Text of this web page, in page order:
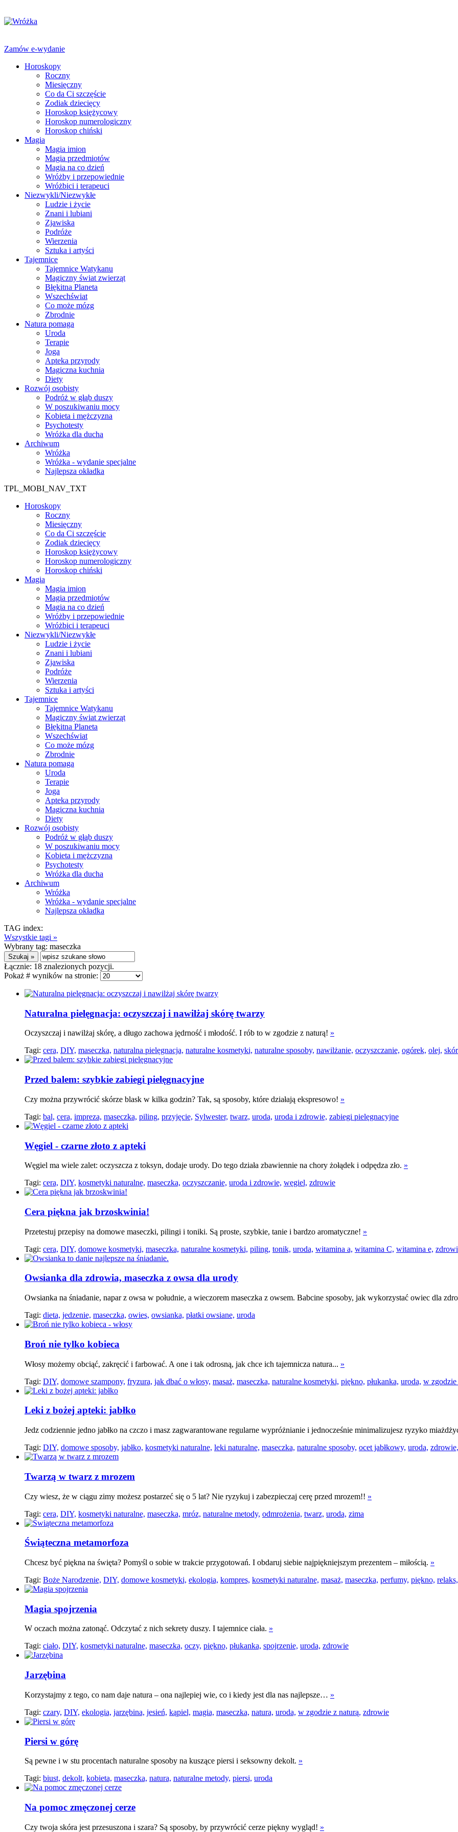
Zamów e-wydanie
Horoskopy
Roczny
Miesięczny
Co da Ci szczęście
Zodiak dziecięcy
Horoskop księżycowy
Horoskop numerologiczny
Horoskop chiński
Magia
Magia imion
Magia przedmiotów
Magia na co dzień
Wróżby i przepowiednie
Wróżbici i terapeuci
Niezwykli/Niezwykłe
Ludzie i życie
Znani i lubiani
Zjawiska
Podróże
Wierzenia
Sztuka i artyści
Tajemnice
Tajemnice Watykanu
Magiczny świat zwierząt
Błękitna Planeta
Wszechświat
Co może mózg
Zbrodnie
Natura pomaga
Uroda
Terapie
Joga
Apteka przyrody
Magiczna kuchnia
Diety
Rozwój osobisty
Podróż w głąb duszy
W poszukiwaniu mocy
Kobieta i mężczyzna
Psychotesty
Wróżka dla ducha
Archiwum
Wróżka
Wróżka - wydanie specjalne
Najlepsza okładka
TPL_MOBI_NAV_TXT
Horoskopy
Roczny
Miesięczny
Co da Ci szczęście
Zodiak dziecięcy
Horoskop księżycowy
Horoskop numerologiczny
Horoskop chiński
Magia
Magia imion
Magia przedmiotów
Magia na co dzień
Wróżby i przepowiednie
Wróżbici i terapeuci
Niezwykli/Niezwykłe
Ludzie i życie
Znani i lubiani
Zjawiska
Podróże
Wierzenia
Sztuka i artyści
Tajemnice
Tajemnice Watykanu
Magiczny świat zwierząt
Błękitna Planeta
Wszechświat
Co może mózg
Zbrodnie
Natura pomaga
Uroda
Terapie
Joga
Apteka przyrody
Magiczna kuchnia
Diety
Rozwój osobisty
Podróż w głąb duszy
W poszukiwaniu mocy
Kobieta i mężczyzna
Psychotesty
Wróżka dla ducha
Archiwum
Wróżka
Wróżka - wydanie specjalne
Najlepsza okładka
TAG index:
Wszystkie tagi »
Wybrany tag: maseczka
Łącznie: 18 znalezionych pozycji.
Pokaż # wyników na stronie:
Naturalna pielęgnacja: oczyszczaj i nawilżaj skórę twarzy
Oczyszczaj i nawilżaj skórę, a długo zachowa jędrność i młodość. I rób to w zgodzie z naturą! »
Tagi: cera, DIY, maseczka, naturalna pielęgnacja, naturalne kosmetyki, naturalne sposoby, nawilżanie, oczyszczanie, ogórek, olej,
Przed balem: szybkie zabiegi pielęgnacyjne
Czy można przywrócić skórze blask w kilka godzin? Tak, są sposoby, które działają ekspresowo! »
Tagi: bal, cera, impreza, maseczka, piling, przyjęcie, Sylwester, twarz, uroda, uroda i zdrowie, zabiegi pielęgnacyjne
Węgiel - czarne złoto z apteki
Węgiel ma wiele zalet: oczyszcza z toksyn, dodaje urody. Do tego działa zbawiennie na chory żołądek i odpędza zło. »
Tagi: cera, DIY, kosmetyki naturalne, maseczka, oczyszczanie, uroda i zdrowie, węgiel, zdrowie
Cera piękna jak brzoskwinia!
Przetestuj przepisy na domowe maseczki, pilingi i toniki. Są proste, szybkie, tanie i bardzo aromatyczne! »
Tagi: cera, DIY, domowe kosmetyki, maseczka, naturalne kosmetyki, piling, tonik, uroda, witamina a, witamina C, witamina e,
Owsianka dla zdrowia, maseczka z owsa dla urody
Owsianka na śniadanie, napar z owsa w południe, a wieczorem maseczka z owsem. Babcine sposoby, jak wykorzystać owiec dla
Tagi: dieta, jedzenie, maseczka, owies, owsianka, płatki owsiane, uroda
Broń nie tylko kobieca
Włosy możemy obciąć, zakręcić i farbować. A one i tak odrosną, jak chce ich tajemnicza natura... »
Tagi: DIY, domowe szampony, fryzura, jak dbać o włosy, masaż, maseczka, naturalne kosmetyki, piękno, płukanka, uroda, w zgodzie
Leki z bożej apteki: jabłko
Jedz codziennie jedno jabłko na czczo i masz zagwarantowane regularne wypróżnianie i jednocześnie minimalizujesz ryzyko
Tagi: DIY, domowe sposoby, jabłko, kosmetyki naturalne, leki naturalne, maseczka, naturalne sposoby, ocet jabłkowy, uroda, zdrowie,
Twarzą w twarz z mrozem
Czy wiesz, że w ciągu zimy możesz postarzeć się o 5 lat? Nie ryzykuj i zabezpieczaj cerę przed mrozem!! »
Tagi: cera, DIY, kosmetyki naturalne, maseczka, mróz, naturalne metody, odmrożenia, twarz, uroda, zima
Świąteczna metamorfoza
Chcesz być piękna na święta? Pomyśl o sobie w trakcie przygotowań. I obdaruj siebie najpiękniejszym prezentem – miłością. »
Tagi: Boże Narodzenie, DIY, domowe kosmetyki, ekologia, kompres, kosmetyki naturalne, masaż, maseczka, perfumy, piękno, relaks,
Magia spojrzenia
W oczach można zatonąć. Odczytać z nich sekrety duszy. I tajemnice ciała. »
Tagi: ciało, DIY, kosmetyki naturalne, maseczka, oczy, piękno, płukanka, spojrzenie, uroda, zdrowie
Jarzębina
Korzystajmy z tego, co nam daje natura – ona najlepiej wie, co i kiedy jest dla nas najlepsze… »
Tagi: czary, DIY, ekologia, jarzębina, jesień, kąpiel, magia, maseczka, natura, uroda, w zgodzie z naturą, zdrowie
Piersi w górę
Są pewne i w stu procentach naturalne sposoby na kuszące piersi i seksowny dekolt. »
Tagi: biust, dekolt, kobieta, maseczka, natura, naturalne metody, piersi, uroda
Na pomoc zmęczonej cerze
Czy twoja skóra jest przesuszona i szara? Są sposoby, by przywrócić cerze piękny wygląd! »